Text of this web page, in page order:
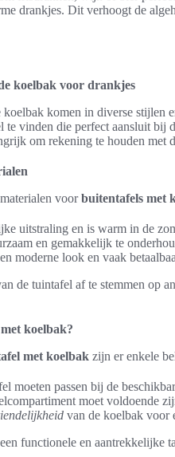
drankjes. Dit verhoogt de
koelbak voor drankjes
komen in diverse stijlen
te vinden die perfect aansluit
om rekening te houden met
voorbuitentafels met
uitstraling en is warm in de
en gemakkelijk te
moderne look en vaak
de tuintafel af te stemmen op
koelbak?
met koelbak zijn er enkele
moeten passen bij de
moet voldoende
van de koelbak voor
functionele en aantrekkelijke